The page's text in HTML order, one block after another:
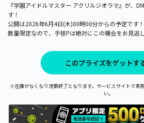
『学園アイドルマスター アクリルジオラマ』が、
す！
公開は2026年6月4日(木)00時00分からの予定です！
数量限定なので、手毬Pは絶対にこの機会をお見逃
このプライズをゲットす
※在庫がなくなり次第終了となります。サービスサイトで実
い。